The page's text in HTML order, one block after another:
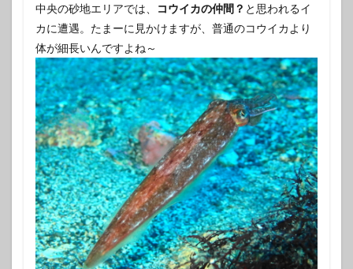
中央の砂地エリアでは、 コウイカの仲間？ と思われるイ
カに遭遇。たまーに見かけますが、普通のコウイカより
体が細長いんですよね～